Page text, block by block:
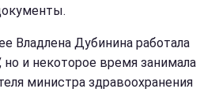
Владлена Дубинина работала
и некоторое время занимала
министра здравоохранения